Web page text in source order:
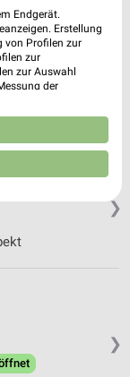
❯
❯
Endgerät.
Erstellung
von Profilen zur
zur
zur Auswahl
der
Entwicklung und
zur Auswahl
und in die
von